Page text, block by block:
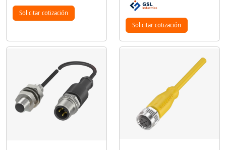
Solicitar cotización
Solicitar cotización